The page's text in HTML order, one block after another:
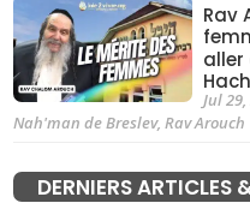
Rav
aller
Jul
Nah'man de Breslev, Rav Arouch
DERNIERS ARTICLES